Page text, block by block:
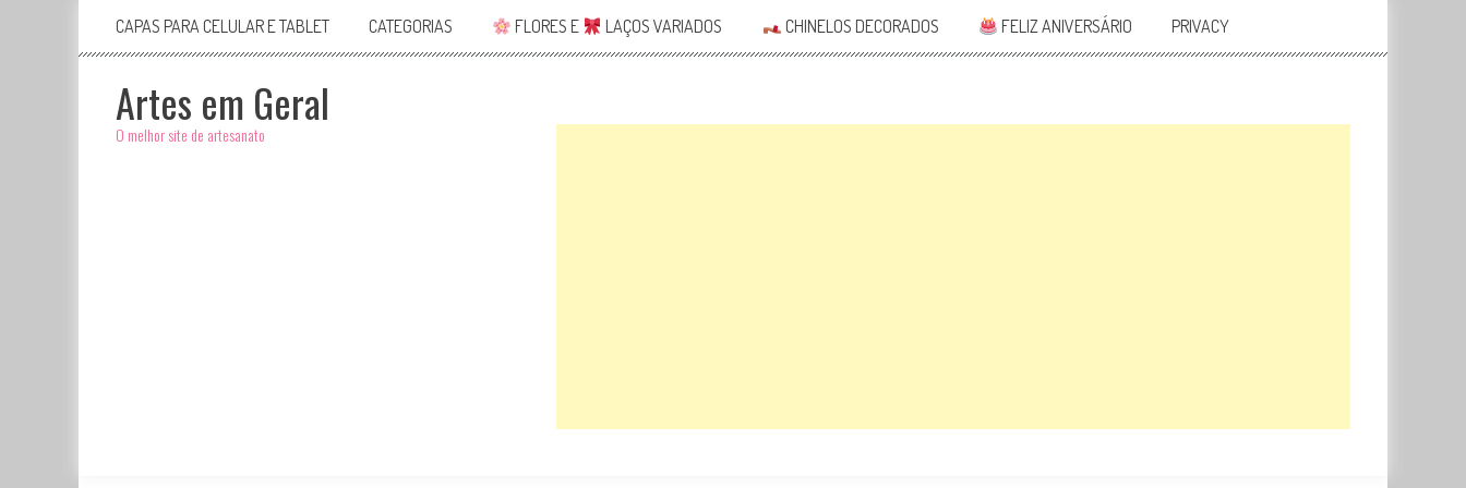
CAPAS PARA CELULAR E TABLET CATEGORIAS FLORES E LAÇOS VARIADOS CHINELOS DECORADOS FELIZ ANIVERSÁRIO PRIVACY
Artes em Geral
O melhor site de artesanato